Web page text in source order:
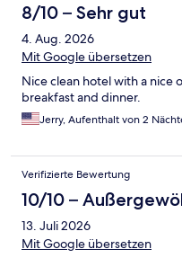
8/10 – Sehr gut
4. Aug. 2026
Mit Google übersetzen
Nice clean hotel with a nice
breakfast and dinner.
Jerry, Aufenthalt von 2
Verifizierte Bewertung
10/10 –
13. Juli 2026
Mit Google übersetzen